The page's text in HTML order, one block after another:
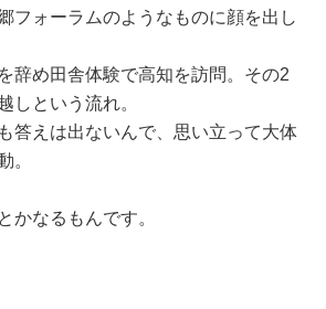
フォーラムのようなものに顔を出し
辞め田舎体験で高知を訪問。その2
しという流れ。
答えは出ないんで、思い立って大体
。
なるもんです。